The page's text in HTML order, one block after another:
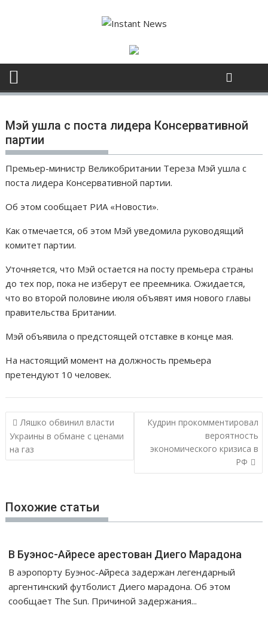
t
c
Мэй ушла с поста лидера Консервативной
партии
Премьер-министр Великобритании Тереза Мэй ушла с
поста лидера Консервативной партии.
Об этом сообщает РИА «Новости».
Как отмечается, об этом Мэй уведомила руководящий
комитет партии.
Уточняется, что Мэй остается на посту премьера страны
до тех пор, пока не изберут ее преемника. Ожидается,
что во второй половине июля объявят имя нового главы
правительства Британии.
Мэй объявила о предстоящей отставке в конце мая.
На настоящий момент на должность премьера
претендуют 10 человек.
Н
а
в
а
ц
я
п
о
з
а
Ляшко обвинил власти
Украины в обмане с ценами
на газ
Кудрин прокомментировал
вероятность
экономического кризиса в
РФ
Похожие статьи
В Буэнос-Айресе арестован Диего Марадона
В аэропорту Буэнос-Айреса задержан легендарный
аргентинский футболист Диего марадона. Об этом
сообщает The Sun. Причиной задержания...